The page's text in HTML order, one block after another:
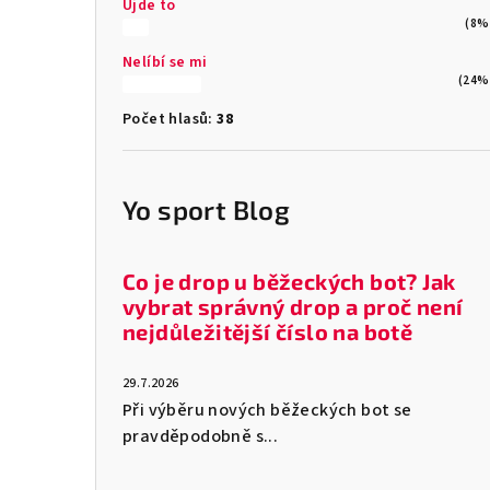
Ujde to
Nelíbí se mi
Počet hlasů:38
Yo sport Blog
Co je drop u běžeckých bot? Jak
vybrat správný drop a proč není
nejdůležitější číslo na botě
29.7.2026
Při výběru nových běžeckých bot se
pravděpodobně s...